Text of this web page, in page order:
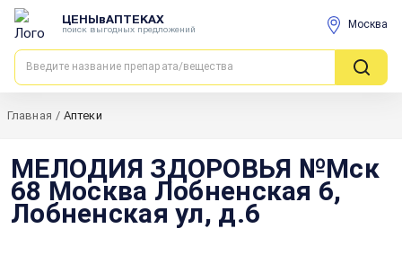
ЦЕНЫвАПТЕКАХ
поиск выгодных предложений Москва
Главная / Аптеки
МЕЛОДИЯ ЗДОРОВЬЯ №Мск
68 Москва Лобненская 6,
Лобненская ул, д.6